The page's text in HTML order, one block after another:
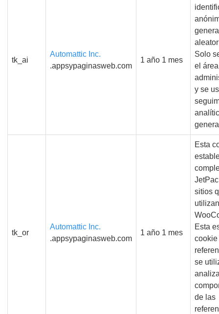
tk_ai
Automattic Inc.
.appsypaginasweb.com
1 año 1 mes
Solo
el
y se
tk_or
Automattic Inc.
.appsypaginasweb.com
1 año 1 mes
Esta
sitios
utilizan
Esta
cookie
se
de las